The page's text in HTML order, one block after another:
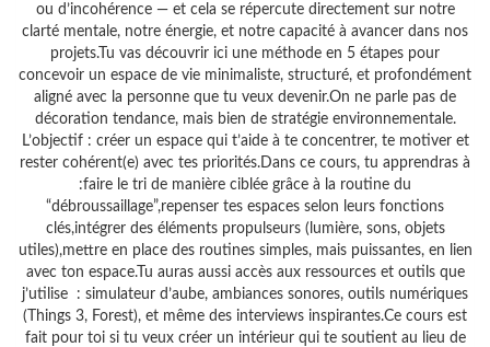
ou d’incohérence — et cela se répercute directement sur notre
clarté mentale, notre énergie, et notre capacité à avancer dans nos
projets.Tu vas découvrir ici une méthode en 5 étapes pour
concevoir un espace de vie minimaliste, structuré, et profondément
aligné avec la personne que tu veux devenir.On ne parle pas de
décoration tendance, mais bien de stratégie environnementale.
L’objectif : créer un espace qui t’aide à te concentrer, te motiver et
rester cohérent(e) avec tes priorités.Dans ce cours, tu apprendras à
:faire le tri de manière ciblée grâce à la routine du
“débroussaillage”,repenser tes espaces selon leurs fonctions
clés,intégrer des éléments propulseurs (lumière, sons, objets
utiles),mettre en place des routines simples, mais puissantes, en lien
avec ton espace.Tu auras aussi accès aux ressources et outils que
j’utilise : simulateur d’aube, ambiances sonores, outils numériques
(Things 3, Forest), et même des interviews inspirantes.Ce cours est
fait pour toi si tu veux créer un intérieur qui te soutient au lieu de